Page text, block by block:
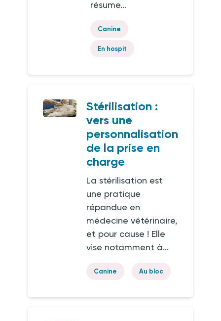
résume...
Canine
En hospit
Stérilisation :
vers une
personnalisation
de la prise en
charge
La stérilisation est
une pratique
répandue en
médecine vétérinaire,
et pour cause ! Elle
vise notamment à...
Canine Au bloc